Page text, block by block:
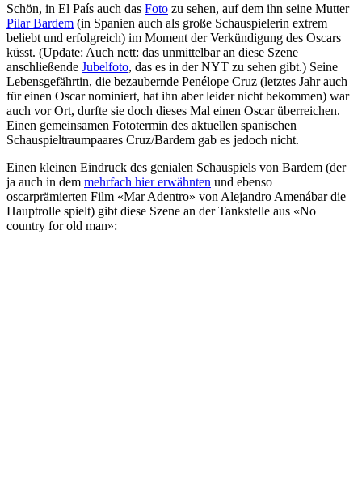
Schön, in El País auch das Foto zu sehen, auf dem ihn seine Mutter
Pilar Bardem (in Spanien auch als große Schauspielerin extrem
beliebt und erfolgreich) im Moment der Verkündigung des Oscars
küsst. (Update: Auch nett: das unmittelbar an diese Szene
anschließende Jubelfoto, das es in der NYT zu sehen gibt.) Seine
Lebensgefährtin, die bezaubernde Penélope Cruz (letztes Jahr auch
für einen Oscar nominiert, hat ihn aber leider nicht bekommen) war
auch vor Ort, durfte sie doch dieses Mal einen Oscar überreichen.
Einen gemeinsamen Fototermin des aktuellen spanischen
Schauspieltraumpaares Cruz/Bardem gab es jedoch nicht.
Einen kleinen Eindruck des genialen Schauspiels von Bardem (der
ja auch in dem mehrfach hier erwähnten und ebenso
oscarprämierten Film «Mar Adentro» von Alejandro Amenábar die
Hauptrolle spielt) gibt diese Szene an der Tankstelle aus «No
country for old man»: